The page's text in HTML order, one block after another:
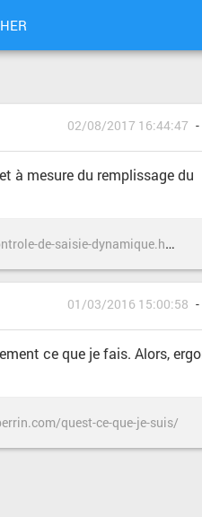
02/08/2017 16:44:47
à mesure du remplissage du
h
ttps://access42.net/Les-ecueils-du-controle-de-saisie-dynamique.html
01/03/2016 15:00:58
ce que je fais. Alors,
quest-ce-que-je-suis/